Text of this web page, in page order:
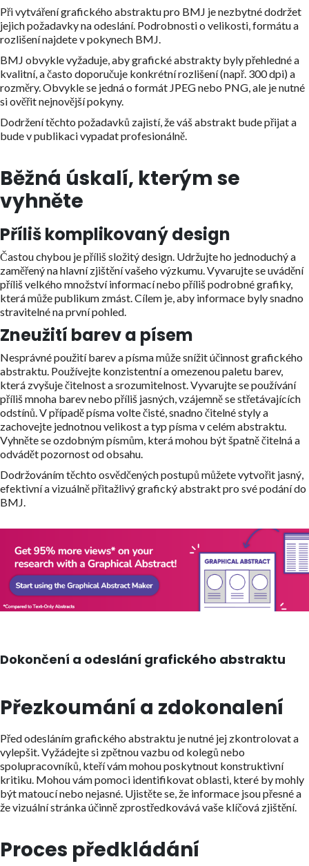
Při vytváření grafického abstraktu pro BMJ je nezbytné dodržet
jejich požadavky na odeslání. Podrobnosti o velikosti, formátu a
rozlišení najdete v pokynech BMJ.
BMJ obvykle vyžaduje, aby grafické abstrakty byly přehledné a
kvalitní, a často doporučuje konkrétní rozlišení (např. 300 dpi) a
rozměry. Obvykle se jedná o formát JPEG nebo PNG, ale je nutné
si ověřit nejnovější pokyny.
Dodržení těchto požadavků zajistí, že váš abstrakt bude přijat a
bude v publikaci vypadat profesionálně.
Běžná úskalí, kterým se
vyhněte
Příliš komplikovaný design
Častou chybou je příliš složitý design. Udržujte ho jednoduchý a
zaměřený na hlavní zjištění vašeho výzkumu. Vyvarujte se uvádění
příliš velkého množství informací nebo příliš podrobné grafiky,
která může publikum zmást. Cílem je, aby informace byly snadno
stravitelné na první pohled.
Zneužití barev a písem
Nesprávné použití barev a písma může snížit účinnost grafického
abstraktu. Používejte konzistentní a omezenou paletu barev,
která zvyšuje čitelnost a srozumitelnost. Vyvarujte se používání
příliš mnoha barev nebo příliš jasných, vzájemně se střetávajících
odstínů. V případě písma volte čisté, snadno čitelné styly a
zachovejte jednotnou velikost a typ písma v celém abstraktu.
Vyhněte se ozdobným písmům, která mohou být špatně čitelná a
odvádět pozornost od obsahu.
Dodržováním těchto osvědčených postupů můžete vytvořit jasný,
efektivní a vizuálně přitažlivý grafický abstrakt pro své podání do
BMJ.
Dokončení a odeslání grafického abstraktu
Přezkoumání a zdokonalení
Před odesláním grafického abstraktu je nutné jej zkontrolovat a
vylepšit. Vyžádejte si zpětnou vazbu od kolegů nebo
spolupracovníků, kteří vám mohou poskytnout konstruktivní
kritiku. Mohou vám pomoci identifikovat oblasti, které by mohly
být matoucí nebo nejasné. Ujistěte se, že informace jsou přesné a
že vizuální stránka účinně zprostředkovává vaše klíčová zjištění.
Proces předkládání